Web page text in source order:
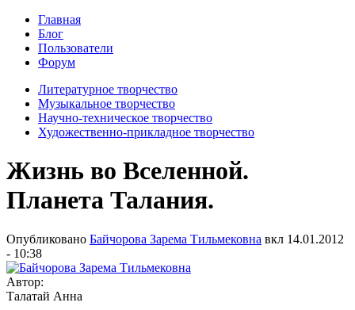
Главная
Блог
Пользователи
Форум
Литературное творчество
Музыкальное творчество
Научно-техническое творчество
Художественно-прикладное творчество
Жизнь во Вселенной.
Планета Талания.
Опубликовано Байчорова Зарема Тильмековна вкл 14.01.2012
- 10:38
Автор:
Талатай Анна